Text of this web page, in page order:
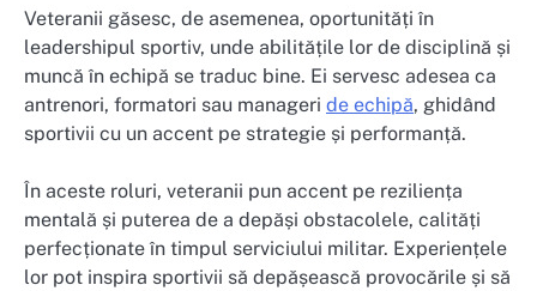
Veteranii găsesc, de asemenea, oportunități în
leadershipul sportiv, unde abilitățile lor de disciplină și
muncă în echipă se traduc bine. Ei servesc adesea ca
antrenori, formatori sau manageri de echipă, ghidând
sportivii cu un accent pe strategie și performanță.
În aceste roluri, veteranii pun accent pe reziliența
mentală și puterea de a depăși obstacolele, calități
perfecționate în timpul serviciului militar. Experiențele
lor pot inspira sportivii să depășească provocările și să